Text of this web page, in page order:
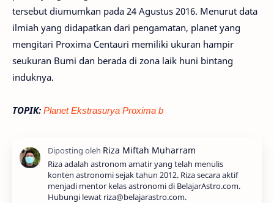
tersebut diumumkan pada 24 Agustus 2016. Menurut data
ilmiah yang didapatkan dari pengamatan, planet yang
mengitari Proxima Centauri memiliki ukuran hampir
seukuran Bumi dan berada di zona laik huni bintang
induknya.
TOPIK: Planet Ekstrasurya Proxima b
Riza adalah astronom amatir yang telah menulis
konten astronomi sejak tahun 2012. Riza secara aktif
menjadi mentor kelas astronomi di BelajarAstro.com.
Hubungi lewat riza@belajarastro.com.